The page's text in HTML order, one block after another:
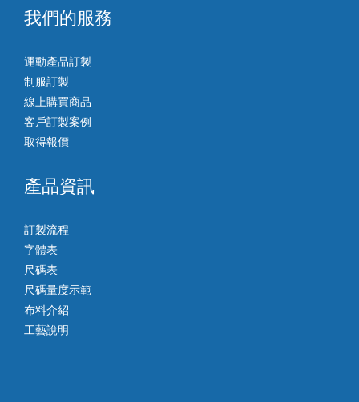
我們的服務
運動產品訂製
制服訂製
線上購買商品
客戶訂製案例
取得報價
產品資訊
訂製流程
字體表
尺碼表
尺碼量度示範
布料介紹
工藝說明